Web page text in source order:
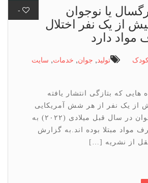
یا نوجوان
یک نفر اختلال
دارد
تولید ,جوان,خدمات, سایت
بتازگی انتشار یافته
نفر از هر شش آمریکایی
بزرگسال و نوجوان در سال قبل میلادی (۲۰۲۲) به
بوده اند.به گزارش
[…]